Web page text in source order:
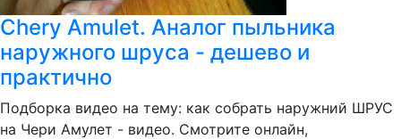
Chery Amulet. Аналог пыльника
наружного шруса - дешево и
практично
Подборка видео на тему: как собрать наружний ШРУС
на Чери Амулет - видео. Смотрите онлайн,